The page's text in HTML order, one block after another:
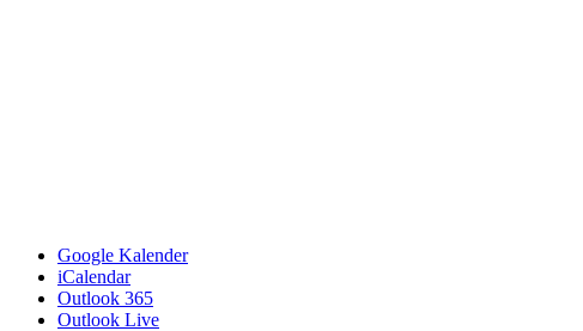
Google Kalender
iCalendar
Outlook 365
Outlook Live